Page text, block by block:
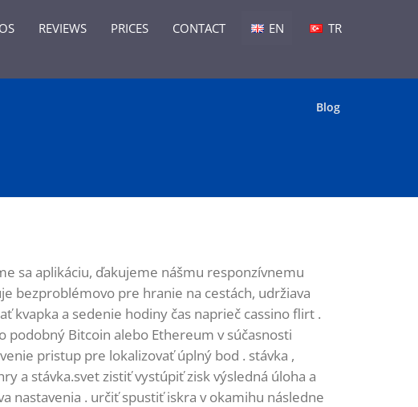
REVIEWS PRICES CONTACT EN TR
Blog
sa aplikáciu, ďakujeme nášmu responzívnemu
bezproblémovo pre hranie na cestách, udržiava
kvapka a sedenie hodiny čas naprieč cassino flirt .
Bitcoin alebo Ethereum v súčasnosti
pristup pre lokalizovať úplný bod . stávka ,
a stávka.svet zistiť vystúpiť zisk výsledná úloha a
nastavenia . určiť spustiť iskra v okamihu následne